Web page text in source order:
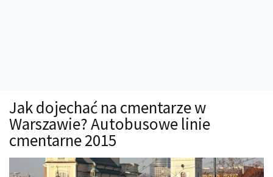
Technika jazdy
Oświetlenie
Kalkulatory
Przelicznik mocy
Jak dojechać na cmentarze w
Warszawie? Autobusowe linie
cmentarne 2015